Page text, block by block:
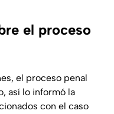
el proceso
el proceso penal
así lo informó la
con el caso